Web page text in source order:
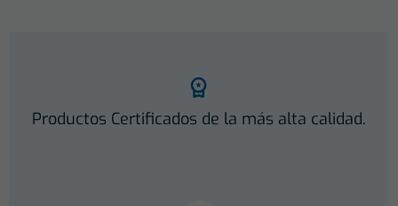
Productos Certificados de la más alta calidad.